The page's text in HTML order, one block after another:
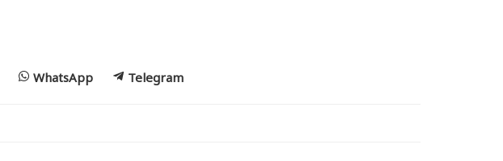
Compartir
WhatsApp
Compartir
Telegram